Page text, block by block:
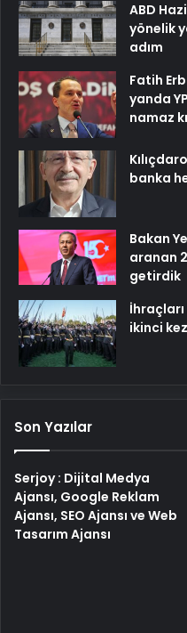
ABD
yönelik
adım
Fatih
yanda
namaz
banka
Bakan
aranan
getirdik
ikinci
Son Yazılar
Serjoy : Dijital Medya
Ajansı, Google Reklam
Ajansı, SEO Ajansı ve Web
Tasarım Ajansı